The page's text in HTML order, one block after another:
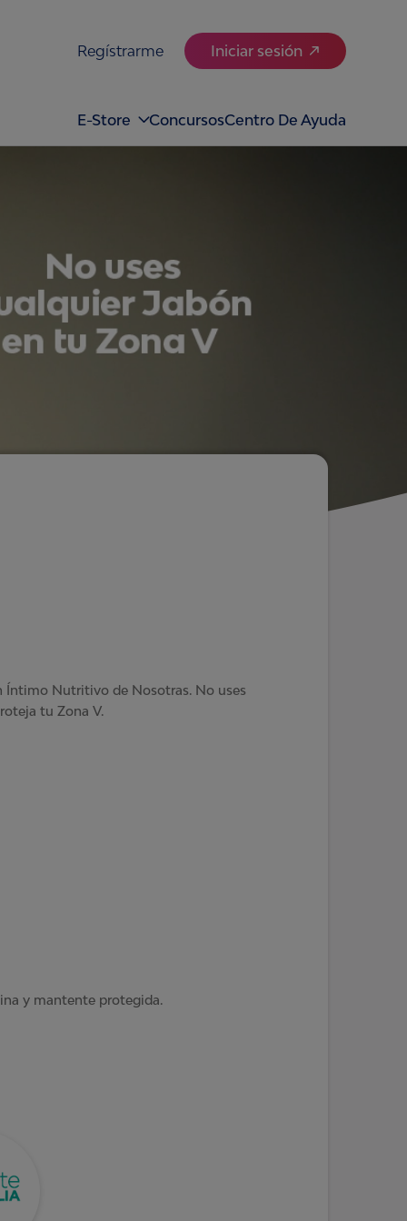
Regístrarme Iniciar sesión
E-Store ConcursosCentro De Ayuda
Íntimo Nutritivo de Nosotras. No uses
tu Zona V.
y mantente protegida.